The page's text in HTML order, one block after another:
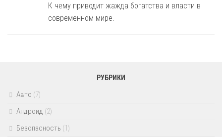
К чему приводит жажда богатства и власти в
современном мире.
РУБРИКИ
Авто (7)
Андроид (2)
Безопасность (1)